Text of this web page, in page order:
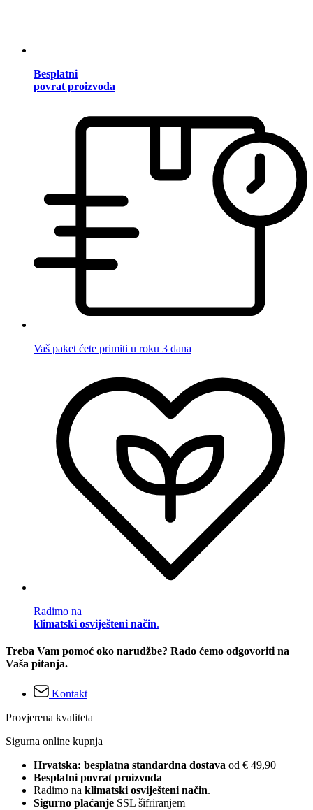
Besplatni
povrat proizvoda
Vaš paket ćete primiti u roku 3 dana
Radimo na
klimatski osviješteni način.
Treba Vam pomoć oko narudžbe? Rado ćemo odgovoriti na
Vaša pitanja.
Kontakt
Provjerena kvaliteta
Sigurna online kupnja
Hrvatska: besplatna standardna dostava od € 49,90
Besplatni povrat proizvoda
Radimo na klimatski osviješteni način.
Sigurno plaćanje SSL šifriranjem